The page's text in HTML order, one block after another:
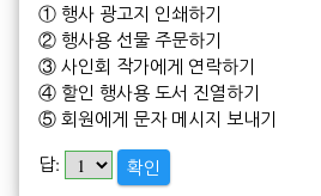
① 행사 광고지 인쇄하기
② 행사용 선물 주문하기
③ 사인회 작가에게 연락하기
④ 할인 행사용 도서 진열하기
⑤ 회원에게 문자 메시지 보내기
답:
확인